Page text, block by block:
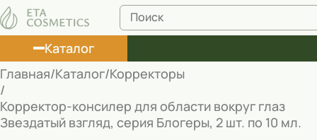
Каталог
Лосьоны
Туши
Главная Каталог Корректоры
Корректор-консилер для области вокруг глаз
Звездатый взгляд, серия Блогеры, 2 шт. по 10 мл.